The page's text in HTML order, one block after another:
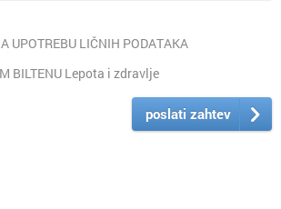
UPOTREBU LIČNIH PODATAKA
BILTENU Lepota i zdravlje
poslati zahtev